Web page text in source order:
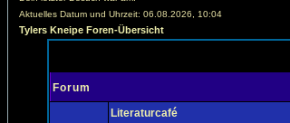
Aktuelles Datum und Uhrzeit: 06.08.2026, 10:04
Tylers Kneipe Foren-Übersicht
Forum
Literaturcafé